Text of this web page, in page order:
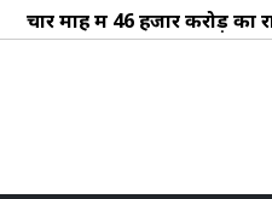
चार माह में 46 हजार करोड़ का